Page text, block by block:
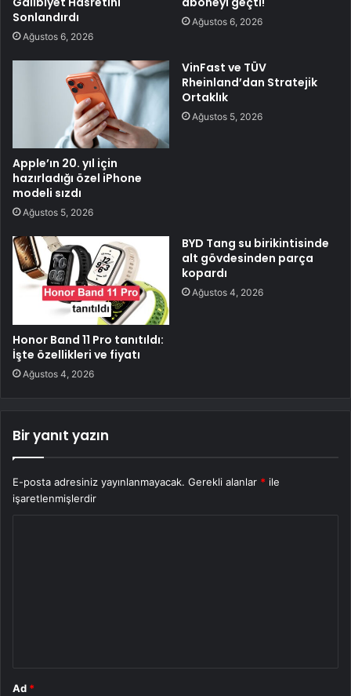
Sonlandırdı
Ağustos 6, 2026
Ağustos 6, 2026
Apple’ın 20. yıl için
hazırladığı özel iPhone
modeli sızdı
Ağustos 5, 2026
VinFast ve TÜV
Rheinland’dan Stratejik
Ortaklık
Ağustos 5, 2026
Honor Band 11 Pro tanıtıldı:
İşte özellikleri ve fiyatı
Ağustos 4, 2026
BYD Tang su birikintisinde
alt gövdesinden parça
kopardı
Ağustos 4, 2026
Bir yanıt yazın
E-posta adresiniz yayınlanmayacak. Gerekli alanlar * ile
işaretlenmişlerdir
Ad *